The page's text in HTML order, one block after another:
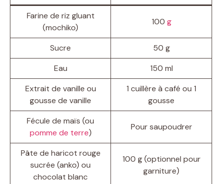
Farine de riz gluant
(mochiko)
100 g
Sucre
50 g
Eau
150 ml
Extrait de vanille ou
gousse de vanille
1 cuillère à café ou 1
gousse
Fécule de maïs (ou
pomme de terre)
Pour saupoudrer
Pâte de haricot rouge
sucrée (anko) ou
chocolat blanc
100 g (optionnel pour
garniture)